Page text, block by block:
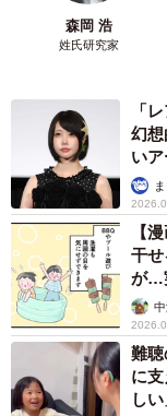
代表理事として、
やかにつながるコ
や住民と連携しな
くりに力を注いで
森岡 浩
姓氏研究家
「
幻
い
【
干
が…
難
に
し